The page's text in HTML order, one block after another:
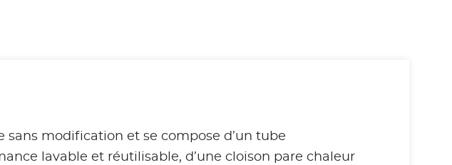
sans modification et se compose d’un tube
lavable et réutilisable, d’une cloison pare chaleur